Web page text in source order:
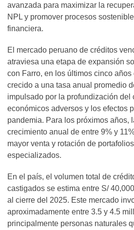
avanzada para maximizar la
NPL y promover procesos
financiera.
El mercado peruano de créditos
atraviesa una etapa de expansión
con Farro, en los últimos cinco años
crecido a una tasa anual promedio
impulsado por la profundización del
económicos adversos y los efectos
pandemia. Para los próximos años,
crecimiento anual de entre 9% y
mayor venta y rotación de
especializados.
En el país, el volumen total de
castigados se estima entre S/
al cierre del 2025. Este mercado
aproximadamente entre 3.5 y 4.5
principalmente personas naturales